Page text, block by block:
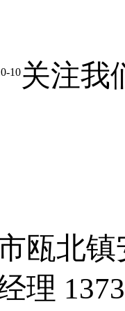
10关注我
瓯北
理